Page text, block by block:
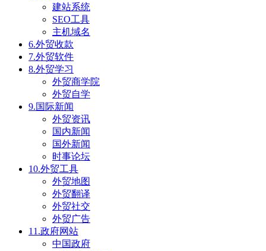
建站系统
SEO工具
主机域名
6.外贸收款
7.外贸软件
8.外贸学习
外贸商学院
外贸自学
9.国际新闻
外贸资讯
国内新闻
国外新闻
时事论坛
10.外贸工具
外贸地图
外贸翻译
外贸社交
外贸广告
11.政府网站
中国政府